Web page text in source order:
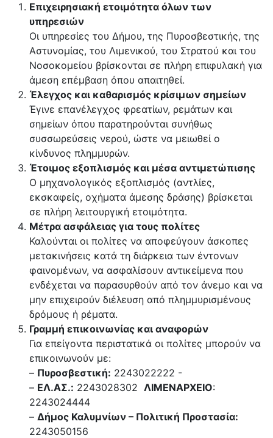
Επιχειρησιακή ετοιμότητα όλων των
υπηρεσιών
Οι υπηρεσίες του Δήμου, της Πυροσβεστικής, της
Αστυνομίας, του Λιμενικού, του Στρατού και του
Νοσοκομείου βρίσκονται σε πλήρη επιφυλακή για
άμεση επέμβαση όπου απαιτηθεί.
Έλεγχος και καθαρισμός κρίσιμων σημείων
Έγινε επανέλεγχος φρεατίων, ρεμάτων και
σημείων όπου παρατηρούνται συνήθως
συσσωρεύσεις νερού, ώστε να μειωθεί ο
κίνδυνος πλημμυρών.
Έτοιμος εξοπλισμός και μέσα αντιμετώπισης
Ο μηχανολογικός εξοπλισμός (αντλίες,
εκσκαφείς, οχήματα άμεσης δράσης) βρίσκεται
σε πλήρη λειτουργική ετοιμότητα.
Μέτρα ασφάλειας για τους πολίτες
Καλούνται οι πολίτες να αποφεύγουν άσκοπες
μετακινήσεις κατά τη διάρκεια των έντονων
φαινομένων, να ασφαλίσουν αντικείμενα που
ενδέχεται να παρασυρθούν από τον άνεμο και να
μην επιχειρούν διέλευση από πλημμυρισμένους
δρόμους ή ρέματα.
Γραμμή επικοινωνίας και αναφορών
Για επείγοντα περιστατικά οι πολίτες μπορούν να
επικοινωνούν με:
– Πυροσβεστική: 2243022222 -
– ΕΛ.ΑΣ.: 2243028302 ΛΙΜΕΝΑΡΧΕΙΟ:
2243024444
– Δήμος Καλυμνίων – Πολιτική Προστασία:
2243050156